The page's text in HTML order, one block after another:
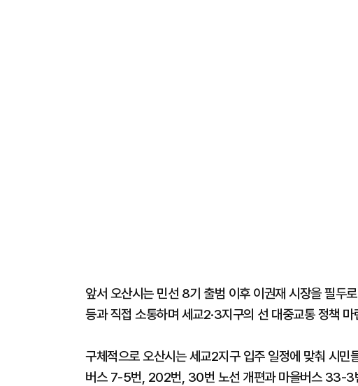
앞서 오산시는 민선 8기 출범 이후 이권재 시장을 필두
등과 직접 소통하며 세교2·3지구의 선 대중교통 정책 마
구체적으로 오산시는 세교2지구 입주 일정에 맞춰 시민
버스 7-5번, 202번, 30번 노선 개편과 마을버스 33-